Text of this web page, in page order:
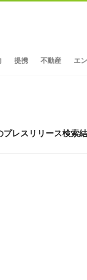
提携 不動産 エ
レスリリース検索